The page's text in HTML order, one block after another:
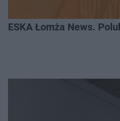
ESKA Łomża News.